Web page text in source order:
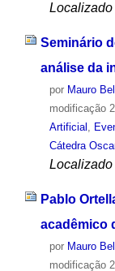
Localizado
Seminário
análise da
por Mauro
modificação
Artificial
Cátedra
Localizado
Pablo
acadêmico
por Mauro
modificação